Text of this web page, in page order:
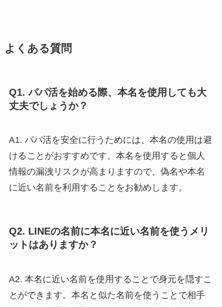
よくある質問
Q1. パパ活を始める際、本名を使用しても大
丈夫でしょうか？
A1. パパ活を安全に行うためには、本名の使用は避
けることがおすすめです。本名を使用すると個人
情報の漏洩リスクが高まりますので、偽名や本名
に近い名前を利用することをお勧めします。
Q2. LINEの名前に本名に近い名前を使うメリ
ットはありますか？
A2. 本名に近い名前を使用することで身元を隠すこ
とができます。本名と似た名前を使うことで相手